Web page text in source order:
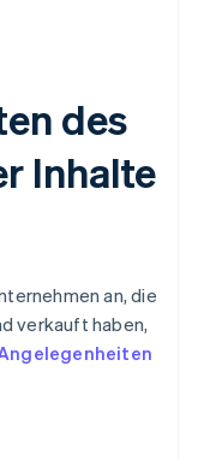
des
Inhalte
an, die
verkauft haben,